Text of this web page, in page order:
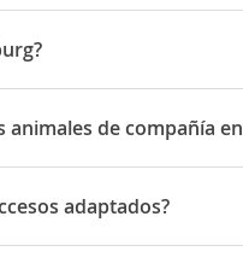
Bad Homburg vor der
Además, este hotel de 4
3
de compañía
de compañía en las
adaptados?
adaptados